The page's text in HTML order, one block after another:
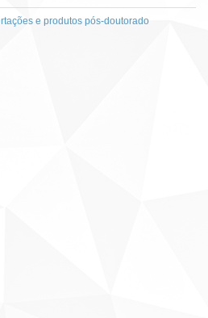
e produtos pós-doutorado